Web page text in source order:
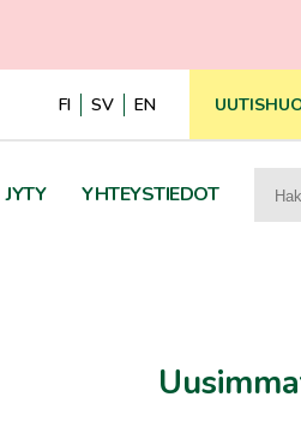
FI SV EN
JYTY YHTEYSTIEDOT Haku: